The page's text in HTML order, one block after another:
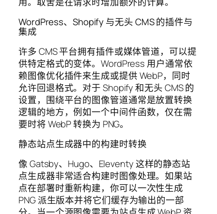
WordPress、Shopify 与无头 CMS 的插件与
集成
许多 CMS 平台拥有插件或媒体管道，可以提
供特定格式的变体。WordPress 用户通常依
赖图像优化插件来生成或提供 WebP，同时
允许回退格式。对于 Shopify 和无头 CMS 的
设置，围绕平台的图像管道通常是放置转换
逻辑的地方，例如一个中间件函数，仅在需
要时将 WebP 转换为 PNG。
静态站点生成器中的构建时转换
像 Gatsby、Hugo、Eleventy 这样的静态站
点生成器非常适合构建时图像处理。如果站
点在部署时重新构建，你可以一次性生成
PNG 派生版本并将它们缓存为输出的一部